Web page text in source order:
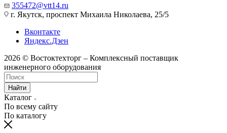
355472@vtt14.ru
г. Якутск, проспект Михаила Николаева, 25/5
Вконтакте
Яндекс.Дзен
2026 © Востоктехторг – Комплексный поставщик
инженерного оборудования
Найти
Каталог
По всему сайту
По каталогу